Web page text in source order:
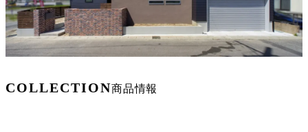
COLLECTION商品情報